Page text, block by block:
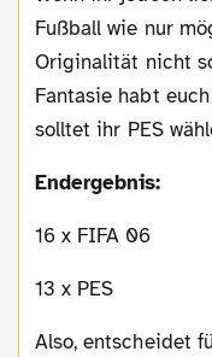
Fußball wie nur
Originalität nicht
Fantasie habt
solltet ihr PES
Endergebnis:
16 x FIFA 06
13 x PES
Also, entscheidet für euch selbst, vielleicht unter